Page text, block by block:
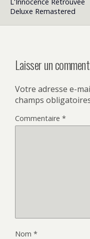
Deluxe Remastered
Laisser un
Votre adresse e-
champs
Commentaire *
Nom *